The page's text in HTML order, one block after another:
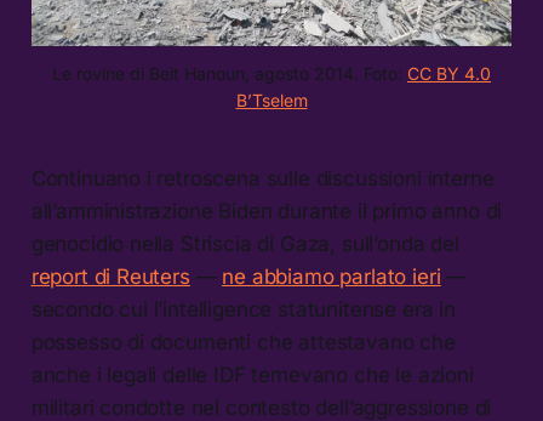
Le rovine di Beit Hanoun, agosto 2014. Foto: CC BY 4.0
B’Tselem
Continuano i retroscena sulle discussioni interne
all’amministrazione Biden durante il primo anno di
genocidio nella Striscia di Gaza, sull’onda del
report di Reuters — ne abbiamo parlato ieri —
secondo cui l’intelligence statunitense era in
possesso di documenti che attestavano che
anche i legali delle IDF temevano che le azioni
militari condotte nel contesto dell’aggressione di